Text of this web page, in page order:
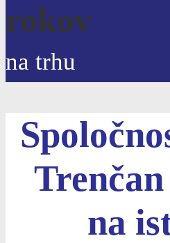
rokov
na trhu
na